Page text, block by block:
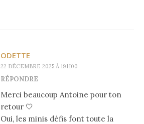
ODETTE
22 DÉCEMBRE 2025 À 19H00
RÉPONDRE
Merci beaucoup Antoine pour ton
retour 🤍
Oui, les minis défis font toute la